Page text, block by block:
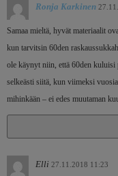
Ronja Karkinen
Samaa mieltä, hyvät materiaalit
kun tarvitsin 60den
ole käynyt niin, että 60den kuluisi
selkeästi siitä, kun viimeksi
mihinkään – ei edes muutaman
Elli 27.11.2018 11:23